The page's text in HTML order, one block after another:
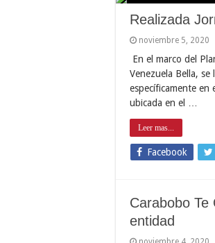
Realizada
noviembre 5, 2020
En el marco del
Venezuela Bella,
específicamente en
ubicada en el …
Leer mas...
Facebook
Carabobo
entidad